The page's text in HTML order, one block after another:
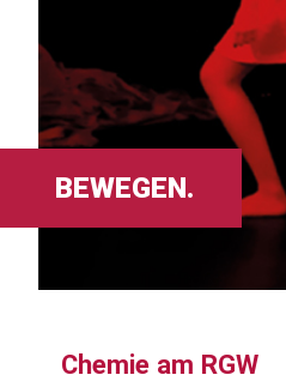
BEWEGEN.
Chemie am RGW